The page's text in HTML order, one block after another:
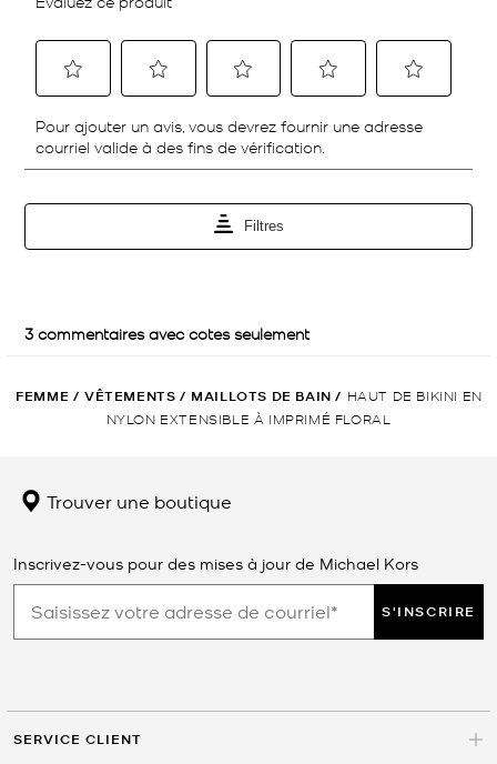
FEMME / VÊTEMENTS / MAILLOTS DE BAIN / HAUT DE BIKINI EN
NYLON EXTENSIBLE À IMPRIMÉ FLORAL
Trouver une boutique
Inscrivez-vous pour des mises à jour de Michael Kors
S'INSCRIRE
SERVICE CLIENT